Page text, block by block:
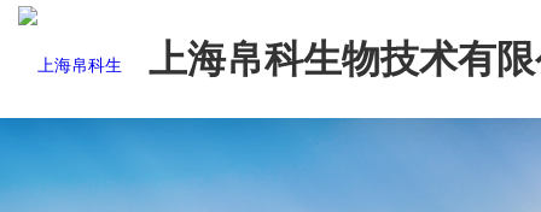
上海帛科生物技术有